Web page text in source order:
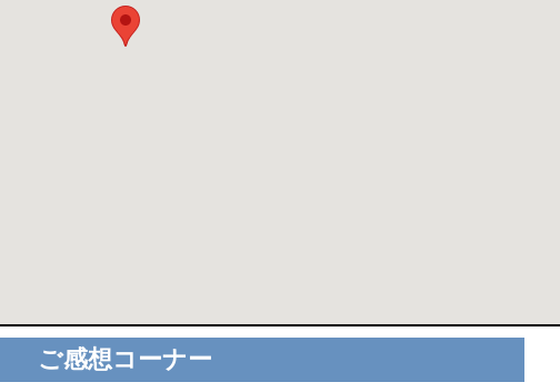
ご感想コーナー